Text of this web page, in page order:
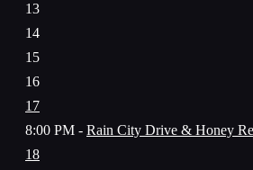
13
14
15
16
17
8:00 PM - Rain City Drive & Honey
18